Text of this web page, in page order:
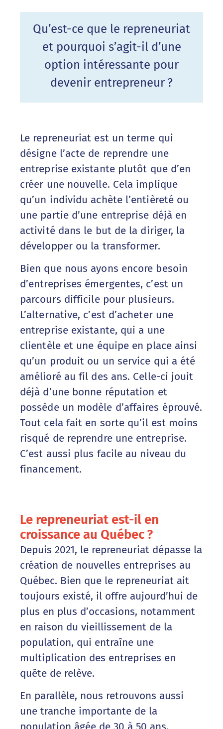
Qu’est-ce que le repreneuriat
et pourquoi s’agit-il d’une
option intéressante pour
devenir entrepreneur ?
Le repreneuriat est un terme qui
désigne l’acte de reprendre une
entreprise existante plutôt que d’en
créer une nouvelle. Cela implique
qu’un individu achète l’entièreté ou
une partie d’une entreprise déjà en
activité dans le but de la diriger, la
développer ou la transformer.
Bien que nous ayons encore besoin
d’entreprises émergentes, c’est un
parcours difficile pour plusieurs.
L’alternative, c’est d’acheter une
entreprise existante, qui a une
clientèle et une équipe en place ainsi
qu’un produit ou un service qui a été
amélioré au fil des ans. Celle-ci jouit
déjà d’une bonne réputation et
possède un modèle d’affaires éprouvé.
Tout cela fait en sorte qu’il est moins
risqué de reprendre une entreprise.
C’est aussi plus facile au niveau du
financement.
Le repreneuriat est-il en
croissance au Québec ?
Depuis 2021, le repreneuriat dépasse la
création de nouvelles entreprises au
Québec. Bien que le repreneuriat ait
toujours existé, il offre aujourd’hui de
plus en plus d’occasions, notamment
en raison du vieillissement de la
population, qui entraîne une
multiplication des entreprises en
quête de relève.
En parallèle, nous retrouvons aussi
une tranche importante de la